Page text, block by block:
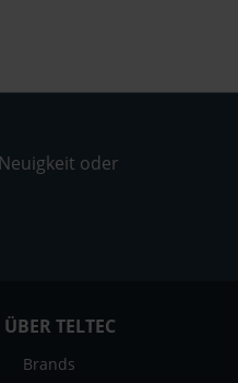
oder
ÜBER TELTEC
Brands